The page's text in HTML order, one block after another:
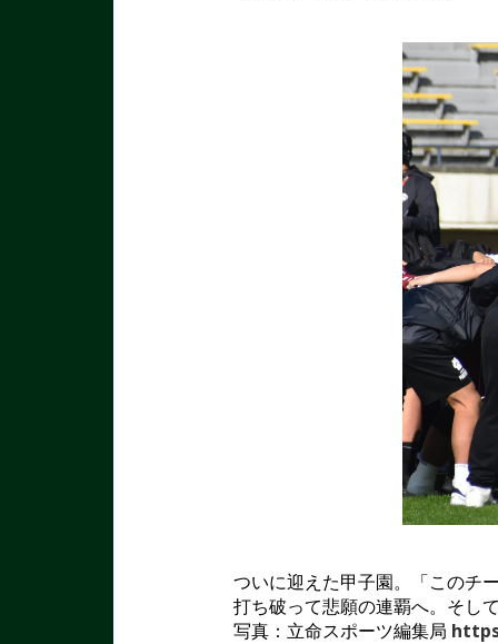
ついに迎えた甲子園。「このチ
打ち破って悲願の連覇へ。そし
写真：立命スポーツ編集局